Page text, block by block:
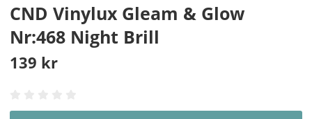
CND Vinylux Gleam & Glow
Nr:468 Night Brill
139 kr